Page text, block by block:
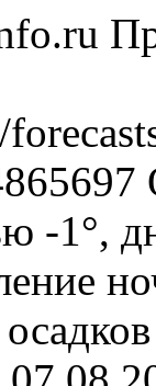
-1°,